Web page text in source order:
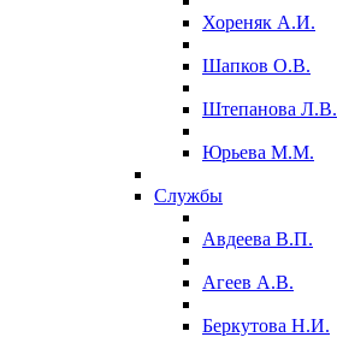
Хореняк А.И.
Шапков О.В.
Штепанова Л.В.
Юрьева М.М.
Службы
Авдеева В.П.
Агеев А.В.
Беркутова Н.И.